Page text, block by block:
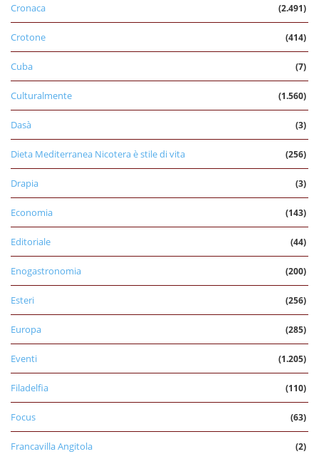
Cronaca (2.491)
Crotone (414)
Cuba (7)
Culturalmente (1.560)
Dasà (3)
Dieta Mediterranea Nicotera è stile di vita (256)
Drapia (3)
Economia (143)
Editoriale (44)
Enogastronomia (200)
Esteri (256)
Europa (285)
Eventi (1.205)
Filadelfia (110)
Focus (63)
Francavilla Angitola (2)